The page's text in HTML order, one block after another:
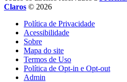
Claros © 2026
Política de Privacidade
Acessibilidade
Sobre
Mapa do site
Termos de Uso
Política de Opt-in e Opt-out
Admin